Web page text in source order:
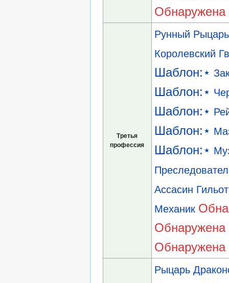
Третья
профессия
Рунный Рыцарь
Королевский
Шаблон:⋆
Шаблон:⋆
Шаблон:⋆
Шаблон:⋆
Шаблон:⋆
Ассасин
Механик
Рыцарь